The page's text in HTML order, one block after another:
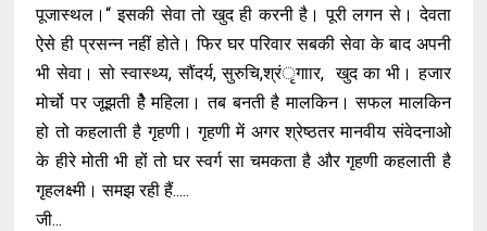
पूजास्थल।“ इसकी सेवा तो खुद ही करनी है। पूरी लगन से। देवता
ऐसे ही प्रसन्न नहीं होते। फिर घर परिवार सबकी सेवा के बाद अपनी
भी सेवा। सो स्वास्थ्य, सौंदर्य, सुरुचि,श्रंृगाार, खुद का भी। हजार
मोर्चो पर जूझती हेै महिला। तब बनती है मालकिन। सफल मालकिन
हो तो कहलाती है गृहणी। गृहणी में अगर श्रेष्ठतर मानवीय संवेदनाओ
के हीरे मोती भी हों तो घर स्वर्ग सा चमकता है और गृहणी कहलाती है
गृहलक्ष्मी। समझ रही हैं.....
जी...